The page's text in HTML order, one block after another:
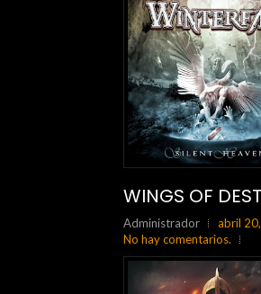
WINGS OF
Administrador abril
No hay comentarios.